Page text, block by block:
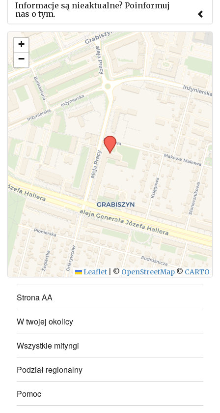
Informacje są nieaktualne? Poinformuj
nas o tym.
Użyj tego formularza aby przesłać informację o
zmianach w powyższym mityngu.
WYŚLIJ
+
−
Leaflet © OpenStreetMap © CARTO
Strona AA
W twojej okolicy
Wszystkie mityngi
Podział regionalny
Pomoc